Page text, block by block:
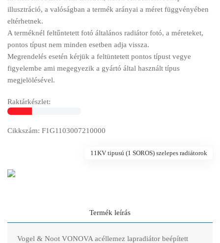
illusztráció, a valóságban a termék arányai a méret függvényében
eltérhetnek.
A terméknél feltűntetett fotó általános radiátor fotó, a méreteket,
pontos típust nem minden esetben adja vissza.
Megrendelés esetén kérjük a feltüntetett pontos típust vegye
figyelembe ami megegyezik a gyártó által használt típus
megjelölésével.
Raktárkészlet:
Cikkszám: F1G1103007210000
11KV tipusú (1 SOROS) szelepes radiátorok
Termék leírás
Vogel & Noot VONOVA acéllemez lapradiátor beépített